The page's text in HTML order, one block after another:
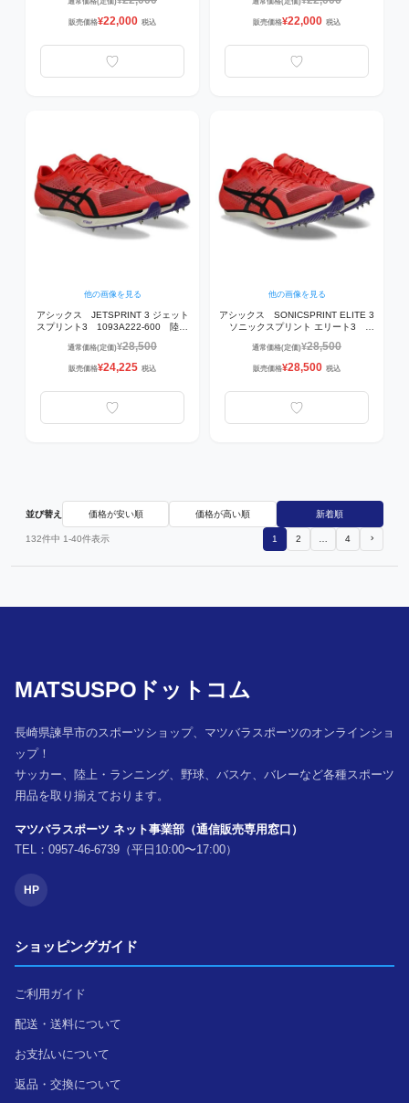
ﾙｼｯﾄﾞｵﾚﾝｼﾞ/ﾙｼｯﾄﾞﾚｯﾄﾞ
販売価格¥22,000 税込
ﾙｼｯﾄﾞｵﾚﾝｼﾞ/ﾙｼｯﾄﾞﾚｯﾄﾞ
販売価格¥22,000 税込
他の画像を見る
アシックス JETSPRINT 3 ジェット
スプリント3 1093A222-600 陸上
【短距離用100～400ｍ】
通常価格(定価)¥28,500
販売価格¥24,225 税込
他の画像を見る
アシックス SONICSPRINT ELITE 3
ソニックスプリント エリート3
FLASH RED/BLACK 【短距離用
100m～400m】
通常価格(定価)¥28,500
販売価格¥28,500 税込
並び替え 価格が安い順 価格が高い順 新着順
132件中 1-40件表示 1 2 … 4
MATSUSPOドットコム
長崎県諫早市のスポーツショップ、マツバラスポーツのオンラインショ
ップ！
サッカー、陸上・ランニング、野球、バスケ、バレーなど各種スポーツ
用品を取り揃えております。
マツバラスポーツ ネット事業部（通信販売専用窓口）
TEL：0957-46-6739（平日10:00〜17:00）
HP
ショッピングガイド
ご利用ガイド
配送・送料について
お支払いについて
返品・交換について